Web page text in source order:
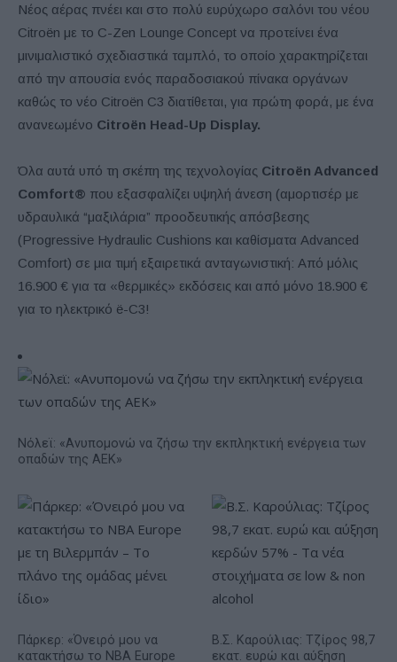
Νέος αέρας πνέει και στο πολύ ευρύχωρο σαλόνι του νέου
Citroën με το C-Zen Lounge Concept να προτείνει ένα
μινιμαλιστικό σχεδιαστικά ταμπλό, το οποίο χαρακτηρίζεται
από την απουσία ενός παραδοσιακού πίνακα οργάνων
καθώς το νέο Citroёn C3 διατίθεται, για πρώτη φορά, με ένα
ανανεωμένο Citroën Head-Up Display.
Όλα αυτά υπό τη σκέπη της τεχνολογίας Citroën Advanced
Comfort® που εξασφαλίζει υψηλή άνεση (αμορτισέρ με
υδραυλικά “μαξιλάρια” προοδευτικής απόσβεσης
(Progressive Hydraulic Cushions και καθίσματα Advanced
Comfort) σε μια τιμή εξαιρετικά ανταγωνιστική: Από μόλις
16.900 € για τα «θερμικές» εκδόσεις και από μόνο 18.900 €
για το ηλεκτρικό ë-C3!
Νόλεϊ: «Ανυπομονώ να ζήσω την εκπληκτική ενέργεια των
οπαδών της ΑΕΚ»
Πάρκερ: «Όνειρό μου να
κατακτήσω το ΝΒΑ Europe
Β.Σ. Καρούλιας: Τζίρος 98,7
εκατ. ευρώ και αύξηση